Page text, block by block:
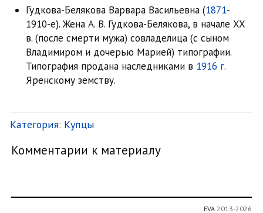
Гудкова-Белякова Варвара Васильевна (1871-
1910-е). Жена А. В. Гудкова-Белякова, в начале XX
в. (после смерти мужа) совладелица (с сыном
Владимиром и дочерью Марией) типографии.
Типография продана наследниками в 1916 г.
Яренскому земству.
Категория: Купцы
Комментарии к материалу
EVA 2013-2026